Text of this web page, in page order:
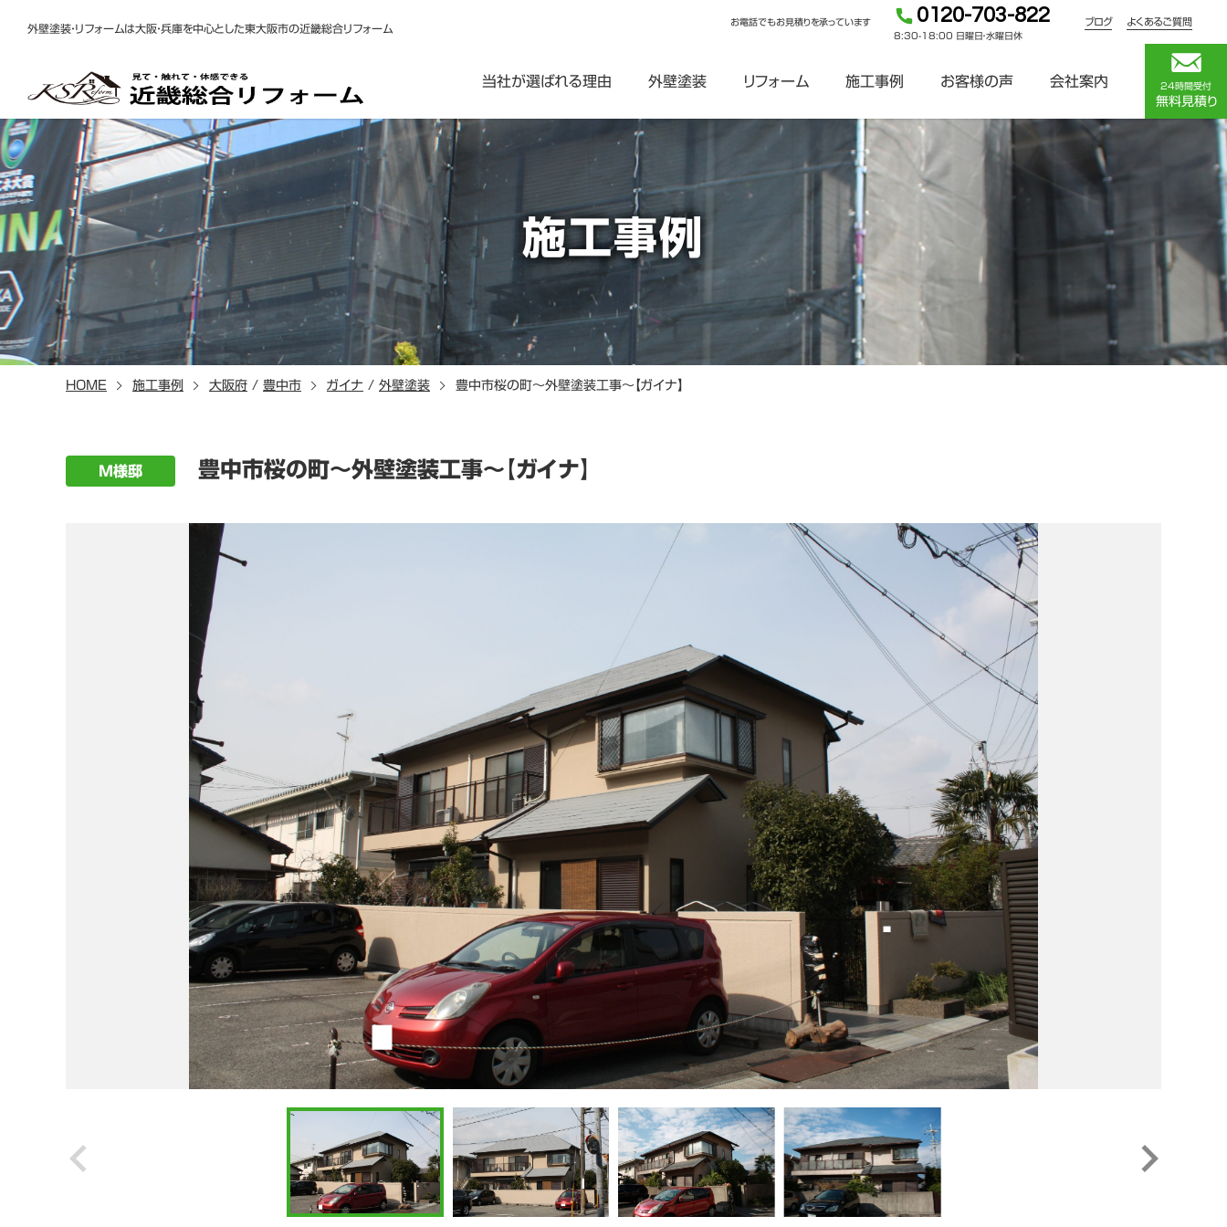
外壁塗装・リフォームは大阪・兵庫を中心とした東大阪市の近畿総合リフォーム
お電話でもお見積りを承っています 0120-703-822
8:30-18:00 日曜日・水曜日休
ブログ よくあるご質問
当社が選ばれる理由 外壁塗装 リフォーム 施工事例 お客様の声 会社案内 24時間受付
無料見積り
施工事例
HOME 施工事例 大阪府 / 豊中市 ガイナ / 外壁塗装 豊中市桜の町～外壁塗装工事～【ガイナ】
M様邸 豊中市桜の町～外壁塗装工事～【ガイナ】